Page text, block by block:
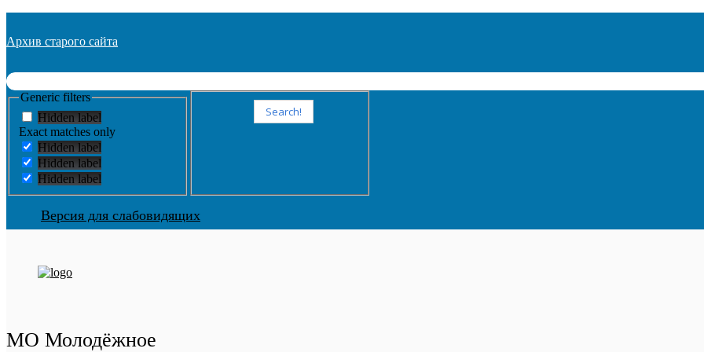
Архив старого сайта
Generic filters
Hidden label
Exact matches only
Hidden label
Hidden label
Hidden label
Search!
Версия для слабовидящих
МО Молодёжное